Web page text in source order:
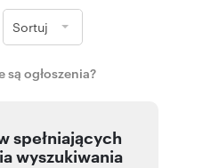
Sortuj
ogłoszenia?
spełniających
wyszukiwania